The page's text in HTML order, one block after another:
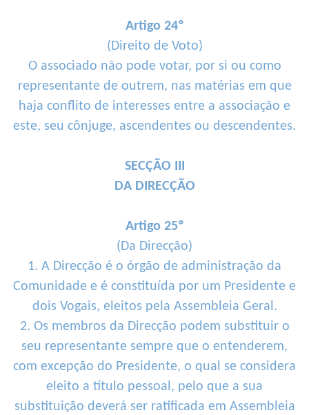
Artigo 24º
(Direito de Voto)
O associado não pode votar, por si ou como
representante de outrem, nas matérias em que
haja conflito de interesses entre a associação e
este, seu cônjuge, ascendentes ou descendentes.
SECÇÃO III
DA DIRECÇÃO
Artigo 25º
(Da Direcção)
1. A Direcção é o órgão de administração da
Comunidade e é constituída por um Presidente e
dois Vogais, eleitos pela Assembleia Geral.
2. Os membros da Direcção podem substituir o
seu representante sempre que o entenderem,
com excepção do Presidente, o qual se considera
eleito a título pessoal, pelo que a sua
substituição deverá ser ratificada em Assembleia